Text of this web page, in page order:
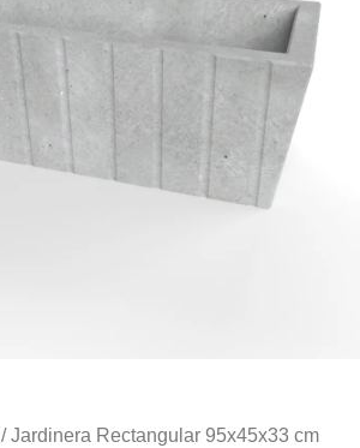
/ Jardinera Rectangular 95x45x33 cm